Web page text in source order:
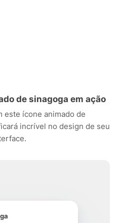
de sinagoga em ação
este ícone animado de
incrível no design de seu